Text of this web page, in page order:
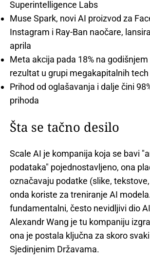
Superintelligence Labs
Muse Spark, novi AI proizvod za
Instagram i Ray-Ban naočare,
aprila
Meta akcija pada 18% na
rezultat u grupi megakapitalnih
Prihod od oglašavanja i dalje čini
prihoda
Šta se tačno desilo
Scale AI je kompanija koja se bavi
podataka" pojednostavljeno, ona
označavaju podatke (slike,
onda koriste za treniranje AI
fundamentalni, često nevidljivi dio
Alexandr Wang je tu kompaniju
ona je postala ključna za skoro
Sjedinjenim Državama.